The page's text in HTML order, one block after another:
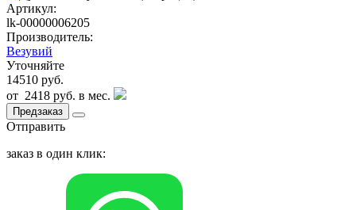
Артикул:
lk-00000006205
Производитель:
Везувий
Уточняйте
14510 руб.
от 2418 руб. в мес.
Предзаказ
Отправить
заказ в один клик: